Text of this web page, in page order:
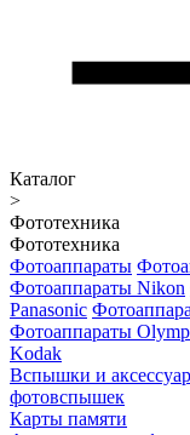
Каталог
>
Фототехника
Фототехника
Фотоаппараты
Фотоаппараты Nikon
Panasonic
Фотоаппараты
Kodak
Вспышки и
фотовспышек
Карты памяти